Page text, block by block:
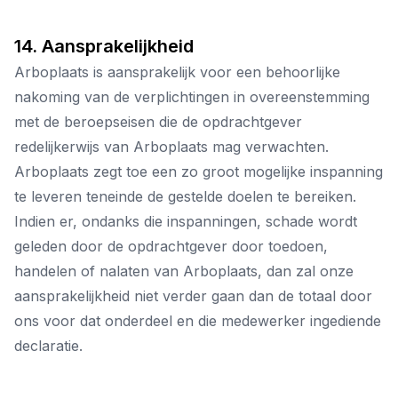
14. Aansprakelijkheid
Arboplaats is aansprakelijk voor een behoorlijke
nakoming van de verplichtingen in overeenstemming
met de beroepseisen die de opdrachtgever
redelijkerwijs van Arboplaats mag verwachten.
Arboplaats zegt toe een zo groot mogelijke inspanning
te leveren teneinde de gestelde doelen te bereiken.
Indien er, ondanks die inspanningen, schade wordt
geleden door de opdrachtgever door toedoen,
handelen of nalaten van Arboplaats, dan zal onze
aansprakelijkheid niet verder gaan dan de totaal door
ons voor dat onderdeel en die medewerker ingediende
declaratie.